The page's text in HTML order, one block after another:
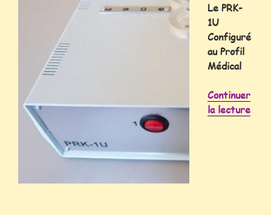
Le PRK-
1U
Configuré
au Profil
Médical
Continuer
la lecture